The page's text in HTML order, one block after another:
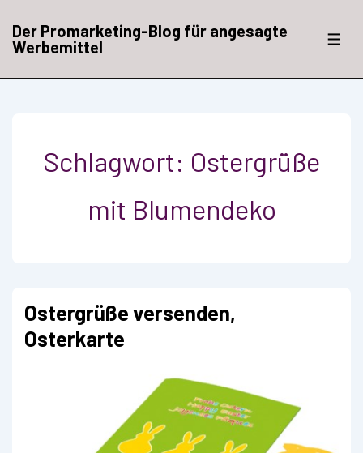
Zum
InhaltDer Promarketing-Blog für angesagte
Werbemittel
Schlagwort: Ostergrüße
mit Blumendeko
Ostergrüße versenden,
Osterkarte